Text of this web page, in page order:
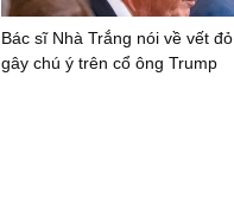
Bác sĩ Nhà Trắng nói về vết đỏ
gây chú ý trên cổ ông Trump